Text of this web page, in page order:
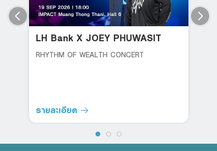
LH Bank X JOEY PHUWASIT
RHYTHM OF WEALTH CONCERT
รายละเอียด